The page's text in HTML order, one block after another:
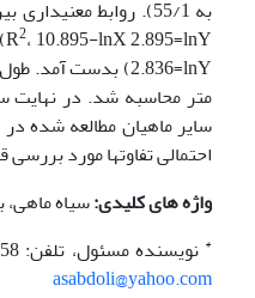
R2
متر محاسبه شد. در نهایت
سایر ماهیان مطالعه شده
احتمالی تفاوتها مورد
واژه های کلیدی:سیاه
* نویسندهمسئول، تلفن: 09123977258 ، پست الکترونیکی:
asabdoli@yahoo.com